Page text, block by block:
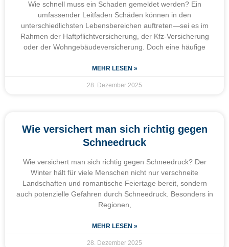
Wie schnell muss ein Schaden gemeldet werden? Ein
umfassender Leitfaden Schäden können in den
unterschiedlichsten Lebensbereichen auftreten—sei es im
Rahmen der Haftpflichtversicherung, der Kfz-Versicherung
oder der Wohngebäudeversicherung. Doch eine häufige
MEHR LESEN »
28. Dezember 2025
Wie versichert man sich richtig gegen
Schneedruck
Wie versichert man sich richtig gegen Schneedruck? Der
Winter hält für viele Menschen nicht nur verschneite
Landschaften und romantische Feiertage bereit, sondern
auch potenzielle Gefahren durch Schneedruck. Besonders in
Regionen,
MEHR LESEN »
28. Dezember 2025